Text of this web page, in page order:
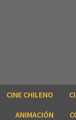
CINE CHILENO
ANIMACIÓN